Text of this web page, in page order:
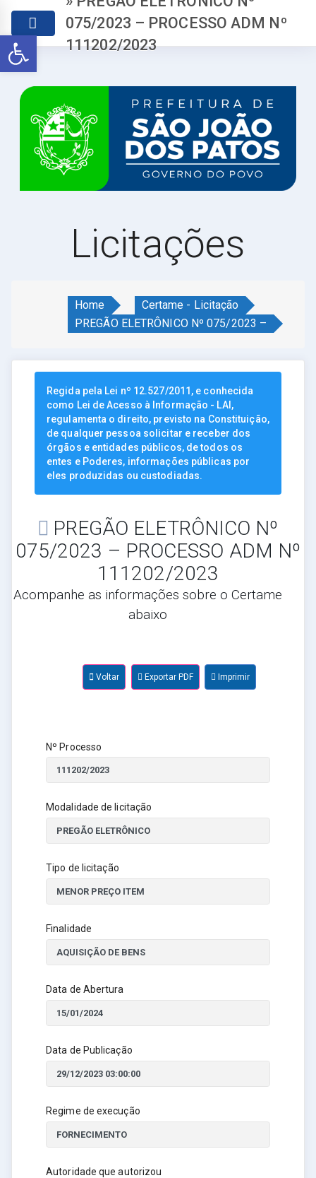
075/2023 – PROCESSO ADM Nº
111202/2023
Licitações
Home
Certame - Licitação
PREGÃO ELETRÔNICO Nº 075/2023 –
Regida pela Lei nº 12.527/2011, e conhecida
como Lei de Acesso à Informação - LAI,
regulamenta o direito, previsto na Constituição,
de qualquer pessoa solicitar e receber dos
órgãos e entidades públicos, de todos os
entes e Poderes, informações públicas por
eles produzidas ou custodiadas.
PREGÃO ELETRÔNICO Nº
075/2023 – PROCESSO ADM Nº
111202/2023
Acompanhe as informações sobre o Certame
abaixo
Voltar Exportar PDF Imprimir
Nº Processo
Modalidade de licitação
Tipo de licitação
Finalidade
Data de Abertura
Data de Publicação
Regime de execução
Autoridade que autorizou
Abrir a barra de ferramentas